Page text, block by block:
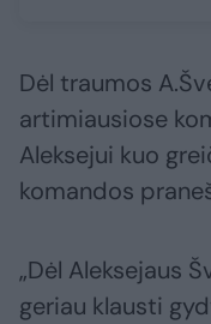
Dėl traumos
artimiausiose
Aleksejui kuo
komandos
„Dėl Aleksejaus
geriau klausti